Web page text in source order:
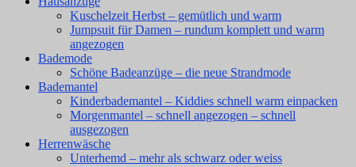
Kuschelzeit Herbst – gemütlich und warm
Jumpsuit für Damen – rundum komplett und warm
angezogen
Bademode
Schöne Badeanzüge – die neue Strandmode
Bademantel
Kinderbademantel – Kiddies schnell warm einpacken
Morgenmantel – schnell angezogen – schnell
ausgezogen
Herrenwäsche
Unterhemd – mehr als schwarz oder weiss